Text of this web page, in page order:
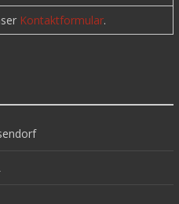
Kontaktformular.